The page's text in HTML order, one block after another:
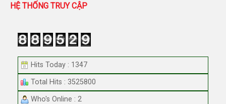
HỆ THỐNG TRUY CẬP
Hits Today : 1347
Total Hits : 3525800
Who's Online : 2